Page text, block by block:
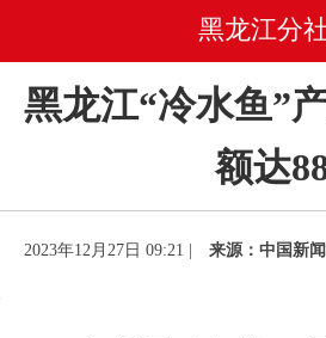
黑龙江分
黑龙江“冷水鱼”
额达
2023年12月27日 09:21 | 来源：中国新